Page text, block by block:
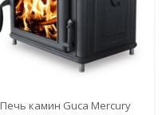
Печь камин Guca Mercury